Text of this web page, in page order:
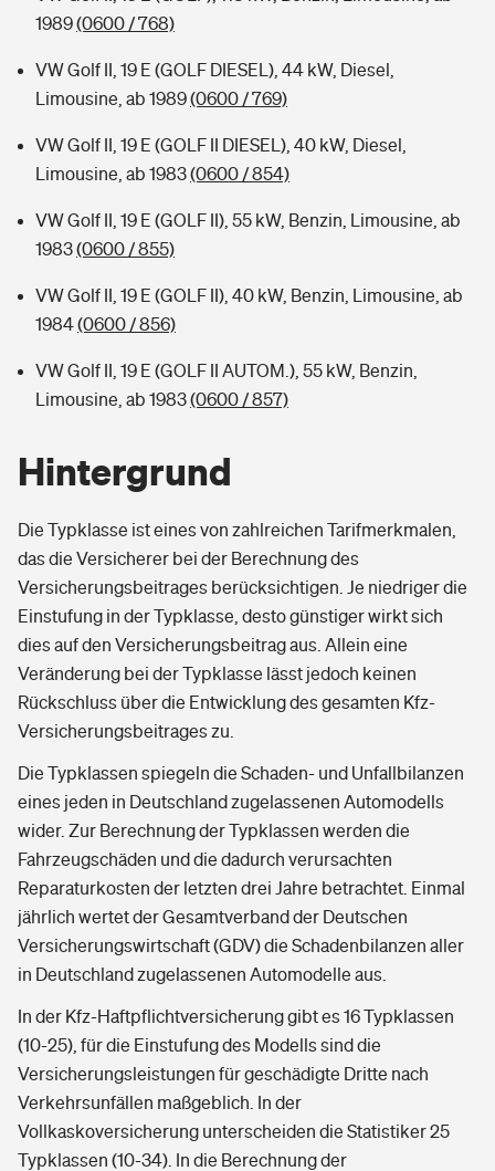
1989(0600 / 768)
VW Golf II, 19 E (GOLF DIESEL), 44 kW, Diesel,
Limousine, ab 1989(0600 / 769)
VW Golf II, 19 E (GOLF II DIESEL), 40 kW, Diesel,
Limousine, ab 1983(0600 / 854)
VW Golf II, 19 E (GOLF II), 55 kW, Benzin, Limousine, ab
1983(0600 / 855)
VW Golf II, 19 E (GOLF II), 40 kW, Benzin, Limousine, ab
1984(0600 / 856)
VW Golf II, 19 E (GOLF II AUTOM.), 55 kW, Benzin,
Limousine, ab 1983(0600 / 857)
Hintergrund
Die Typklasse ist eines von zahlreichen Tarifmerkmalen,
das die Versicherer bei der Berechnung des
Versicherungsbeitrages berücksichtigen. Je niedriger die
Einstufung in der Typklasse, desto günstiger wirkt sich
dies auf den Versicherungsbeitrag aus. Allein eine
Veränderung bei der Typklasse lässt jedoch keinen
Rückschluss über die Entwicklung des gesamten Kfz-
Versicherungsbeitrages zu.
Die Typklassen spiegeln die Schaden- und Unfallbilanzen
eines jeden in Deutschland zugelassenen Automodells
wider. Zur Berechnung der Typklassen werden die
Fahrzeugschäden und die dadurch verursachten
Reparaturkosten der letzten drei Jahre betrachtet. Einmal
jährlich wertet der Gesamtverband der Deutschen
Versicherungswirtschaft (GDV) die Schadenbilanzen aller
in Deutschland zugelassenen Automodelle aus.
In der Kfz-Haftpflichtversicherung gibt es 16 Typklassen
(10-25), für die Einstufung des Modells sind die
Versicherungsleistungen für geschädigte Dritte nach
Verkehrsunfällen maßgeblich. In der
Vollkaskoversicherung unterscheiden die Statistiker 25
Typklassen (10-34). In die Berechnung der